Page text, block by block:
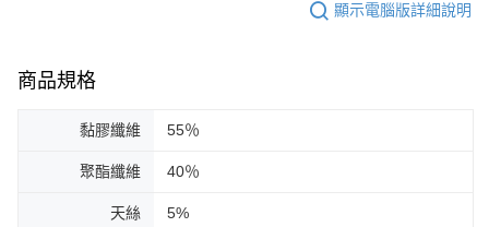
顯示電腦版詳細說明
商品規格
黏膠纖維 55％
聚酯纖維 40％
天絲 5%